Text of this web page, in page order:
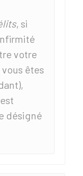
, si
votre
êtes
désigné